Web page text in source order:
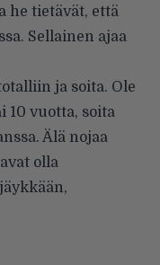
he tietävät, että
Sellainen ajaa
ja soita. Ole
10 vuotta, soita
Älä nojaa
olla